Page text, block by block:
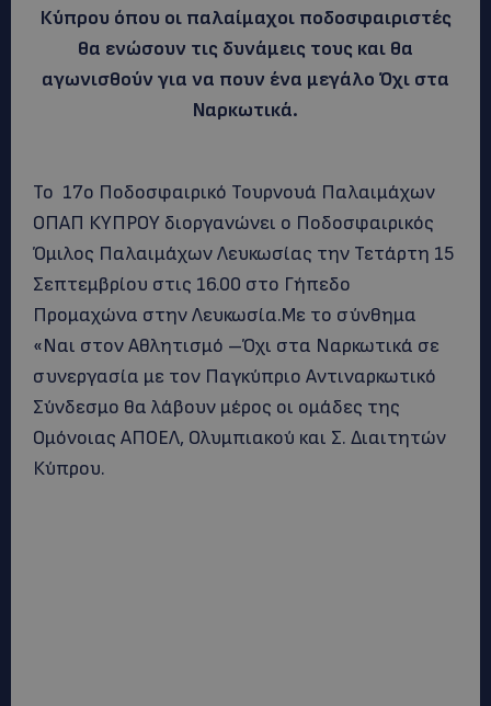
Κύπρου όπου οι παλαίμαχοι ποδοσφαιριστές
θα ενώσουν τις δυνάμεις τους και θα
αγωνισθούν για να πουν ένα μεγάλο Όχι στα
Ναρκωτικά.
Το 17ο Ποδοσφαιρικό Τουρνουά Παλαιμάχων
ΟΠΑΠ ΚΥΠΡΟΥ διοργανώνει ο Ποδοσφαιρικός
Όμιλος Παλαιμάχων Λευκωσίας την Τετάρτη 15
Σεπτεμβρίου στις 16.00 στο Γήπεδο
Προμαχώνα στην Λευκωσία.Με το σύνθημα
«Ναι στον Αθλητισμό –Όχι στα Ναρκωτικά σε
συνεργασία με τον Παγκύπριο Αντιναρκωτικό
Σύνδεσμο θα λάβουν μέρος οι ομάδες της
Ομόνοιας ΑΠΟΕΛ, Ολυμπιακού και Σ. Διαιτητών
Κύπρου.